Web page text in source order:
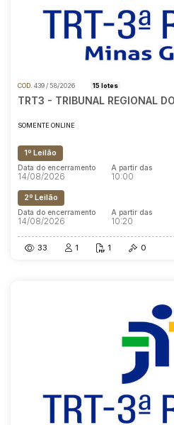
COD. 439 / 58/2026 15 lotes
TRT3 - TRIBUNAL REGIONAL
SOMENTE ONLINE
1º Leilão
Data do encerramento
14/08/2026
A partir das
10:00
2º Leilão
Data do encerramento
14/08/2026
A partir das
10:20
33 1 1 0